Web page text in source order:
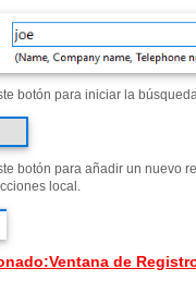
botón para iniciar la
botón para añadir un nuevo
local.
:Ventana de